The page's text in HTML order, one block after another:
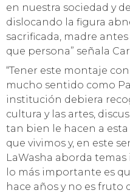
en nuestra sociedad y
dislocando la figura
sacrificada, madre
que persona” señala
“Tener este montaje
mucho sentido como
institución debiera
cultura y las artes,
tan bien le hacen a
que vivimos y, en este
LaWasha aborda
lo más importante es
hace años y no es fruto